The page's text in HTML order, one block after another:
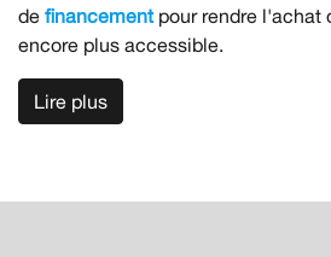
de financement pour rendre l'achat
encore plus accessible.
Lire plus